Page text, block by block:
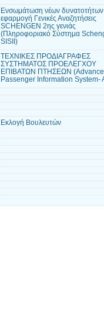
Ενσωμάτωση νέων δυνατοτήτων
εφαρμογή Γενικές Αναζητήσεις
SCHENGEN 2ης γενιάς
(Πληροφοριακό Σύστημα
SISII)
ΤΕΧΝΙΚΕΣ ΠΡΟΔΙΑΓΡΑΦΕΣ
ΣΥΣΤΗΜΑΤΟΣ ΠΡΟΕΛΕΓΧΟΥ
ΕΠΙΒΑΤΩΝ ΠΤΗΣΕΩΝ
Passenger Information System-
Εκλογή Βουλευτών